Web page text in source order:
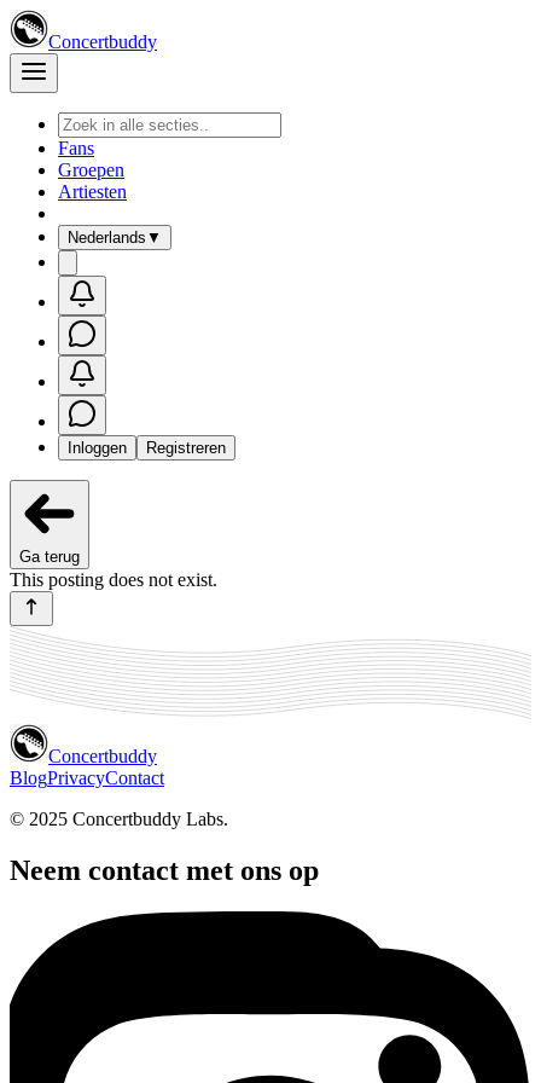
Concertbuddy
Fans
Groepen
Artiesten
Nederlands ▼
Inloggen Registreren
Ga terug
This posting does not exist.
Concertbuddy
BlogPrivacyContact
© 2025 Concertbuddy Labs.
Neem contact met ons op